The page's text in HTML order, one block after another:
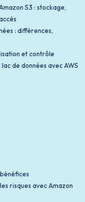
S3 : stockage,
: différences,
et contrôle
de données avec AWS
risques avec Amazon